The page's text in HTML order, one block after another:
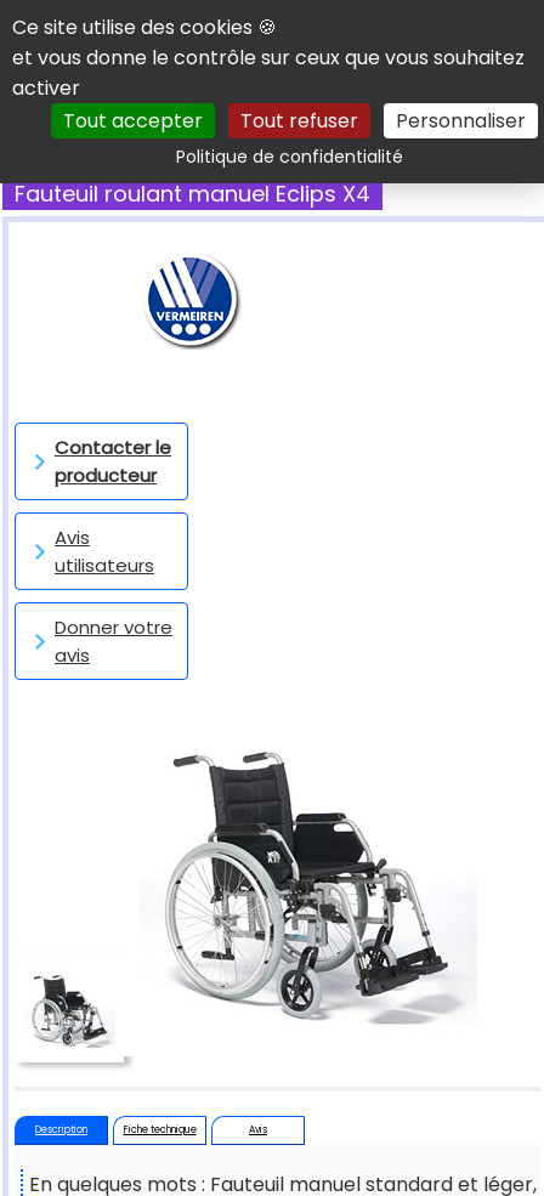
Panneau de gestion des cookies
Ce site utilise des cookies 🍪
et vous donne le contrôle sur ceux que vous souhaitez
activer
Tout accepter
Tout refuser Personnaliser
Politique de confidentialitéRechercher
Fauteuil roulant manuel Eclips X4
Contacter le
producteur
Avis
utilisateurs
Donner votre
avis
Description Fiche technique Avis
En quelques mots : Fauteuil manuel standard et léger,